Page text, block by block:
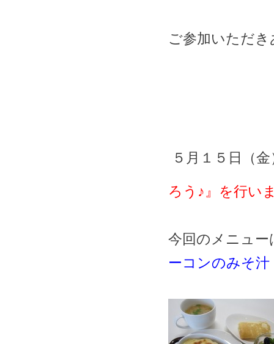
ご参加いただ
５月１５日（
ろう♪』を行い
今回のメニュー
ーコンのみそ